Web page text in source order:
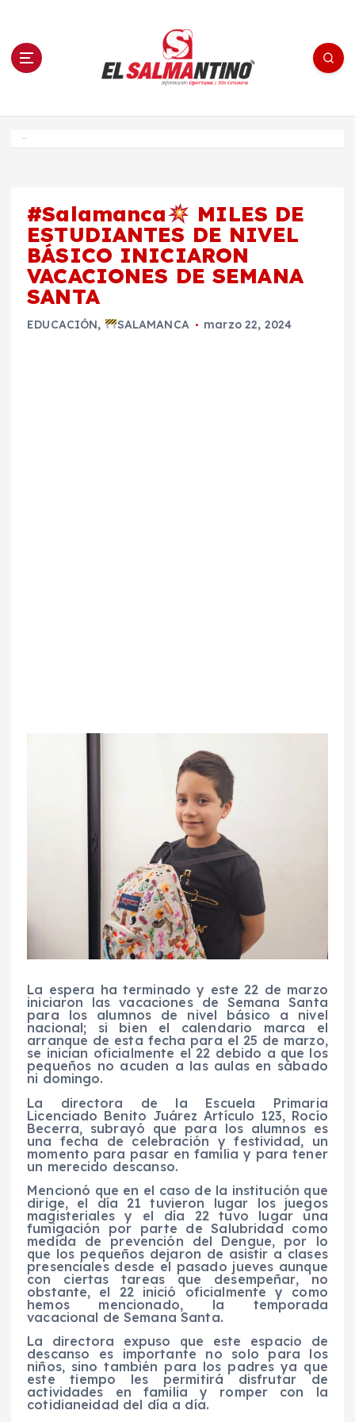
n El Salmantino - medios/noticias/editorial
#Salamanca MILES DE
ESTUDIANTES DE NIVEL
BÁSICO INICIARON
VACACIONES DE SEMANA
SANTA
EDUCACIÓN, SALAMANCA marzo 22, 2024
La espera ha terminado y este 22 de marzo
iniciaron las vacaciones de Semana Santa
para los alumnos de nivel básico a nivel
nacional; si bien el calendario marca el
arranque de esta fecha para el 25 de marzo,
se inician oficialmente el 22 debido a que los
pequeños no acuden a las aulas en sábado
ni domingo.
La directora de la Escuela Primaria
Licenciado Benito Juárez Artículo 123, Rocío
Becerra, subrayó que para los alumnos es
una fecha de celebración y festividad, un
momento para pasar en familia y para tener
un merecido descanso.
Mencionó que en el caso de la institución que
dirige, el día 21 tuvieron lugar los juegos
magisteriales y el día 22 tuvo lugar una
fumigación por parte de Salubridad como
medida de prevención del Dengue, por lo
que los pequeños dejaron de asistir a clases
presenciales desde el pasado jueves aunque
con ciertas tareas que desempeñar, no
obstante, el 22 inició oficialmente y como
hemos mencionado, la temporada
vacacional de Semana Santa.
La directora expuso que este espacio de
descanso es importante no solo para los
niños, sino también para los padres ya que
este tiempo les permitirá disfrutar de
actividades en familia y romper con la
cotidianeidad del día a día.